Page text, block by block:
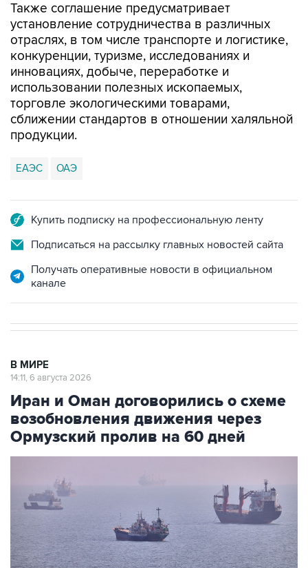
Также соглашение предусматривает
установление сотрудничества в различных
отраслях, в том числе транспорте и логистике,
конкуренции, туризме, исследованиях и
инновациях, добыче, переработке и
использовании полезных ископаемых,
торговле экологическими товарами,
сближении стандартов в отношении халяльной
продукции.
ЕАЭС ОАЭ
Купить подписку на профессиональную ленту
Подписаться на рассылку главных новостей сайта
Получать оперативные новости в официальном
канале
В МИРЕ
14:11, 6 августа 2026
Иран и Оман договорились о схеме
возобновления движения через
Ормузский пролив на 60 дней